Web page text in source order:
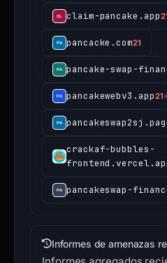
claim-pancake.app
pancacke.com21
pancake-swap-
pancakewebv3.app21
crackaf-bubbles-
pancakeswap-
Informes de amenazas